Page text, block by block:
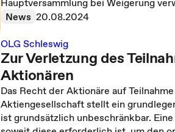
News 20.08.2024
OLG Schleswig
Zur Verletzung des
Aktionären
Das Recht der Aktionäre auf
Aktiengesellschaft stellt ein
ist grundsätzlich unbeschränkbar.